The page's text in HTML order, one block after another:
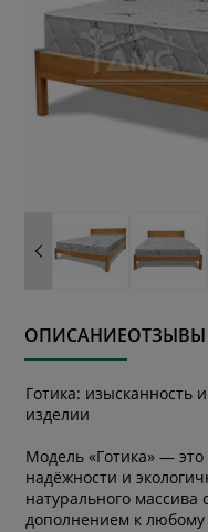
ОПИСАНИЕОТЗЫВЫ
Готика: изысканность
изделии
Модель «Готика» —
надёжности и
натурального
дополнением к любому